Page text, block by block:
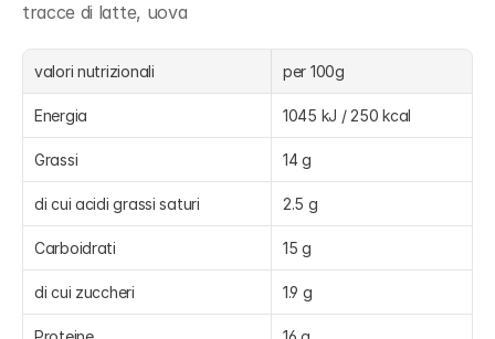
tracce di latte, uova
valori nutrizionali per 100g
Energia 1045 kJ / 250 kcal
Grassi 14 g
di cui acidi grassi saturi 2.5 g
Carboidrati 15 g
di cui zuccheri 1.9 g